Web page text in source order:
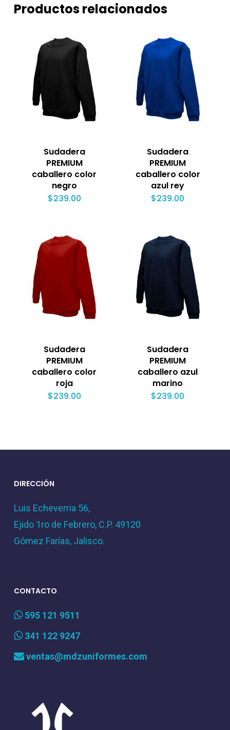
Productos relacionados
Sudadera
PREMIUM
caballero color
negro
$239.00
Sudadera
PREMIUM
caballero color
azul rey
$239.00
Sudadera
PREMIUM
caballero color
roja
$239.00
Sudadera
PREMIUM
caballero azul
marino
$239.00
DIRECCIÓN
Luis Echeverria 56,
Ejido 1ro de Febrero, C.P. 49120
Gómez Farías, Jalisco.
CONTACTO
595 121 9511
341 122 9247
ventas@mdzuniformes.com